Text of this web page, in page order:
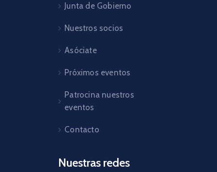
Junta de Gobierno
Nuestros socios
Asóciate
Próximos eventos
Patrocina nuestros
eventos
Contacto
Nuestras redes